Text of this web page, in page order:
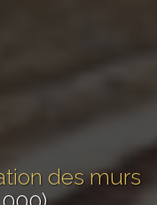
des murs